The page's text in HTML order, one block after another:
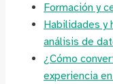
Formación y
Habilidades y
análisis de
¿Cómo
experiencia